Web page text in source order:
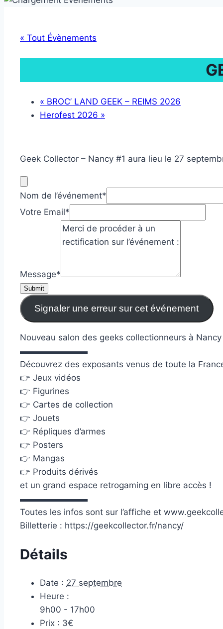
« Tout Évènements
« BROC’ LAND GEEK – REIMS 2026
Herofest 2026 »
Geek Collector – Nancy #1 aura lieu le 27
Nom de l’événement*
Votre Email*
Message*
Submit
Signaler une erreur sur cet événement
Nouveau salon des geeks collectionneurs à Nancy
▬▬▬▬▬▬▬▬
Découvrez des exposants venus de toute la
👉 Jeux vidéos
👉 Figurines
👉 Cartes de collection
👉 Jouets
👉 Répliques d’armes
👉 Posters
👉 Mangas
👉 Produits dérivés
et un grand espace retrogaming en libre accès !
▬▬▬▬▬▬▬▬
Toutes les infos sont sur l’affiche et
Billetterie : https://geekcollector.fr/nancy/
Détails
Date : 27 septembre
Heure :
9h00 - 17h00
Prix : 3€